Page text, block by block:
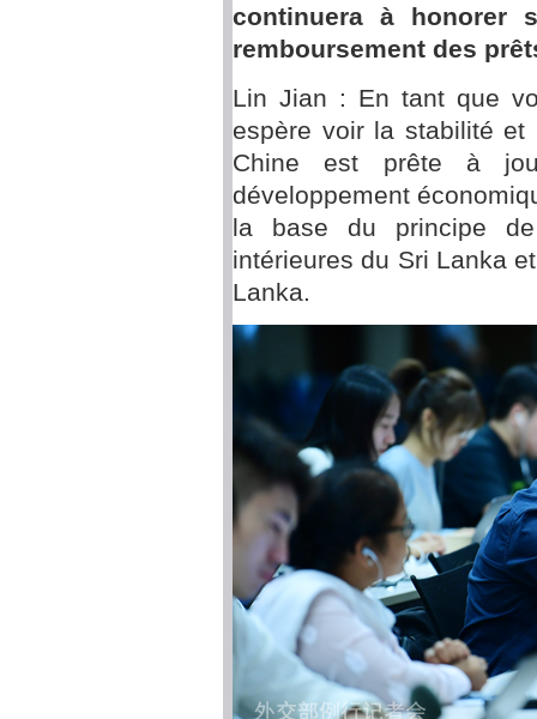
continuera à honorer
remboursement des
Lin Jian : En tant que
espère voir la stabilité
Chine est prête à
développement
la base du principe
intérieures du Sri Lanka
Lanka.